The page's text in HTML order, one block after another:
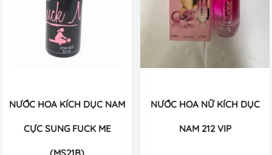
NƯỚC HOA KÍCH DỤC NAM
CỰC SUNG FUCK ME
NƯỚC HOA NỮ KÍCH DỤC
NAM 212 VIP